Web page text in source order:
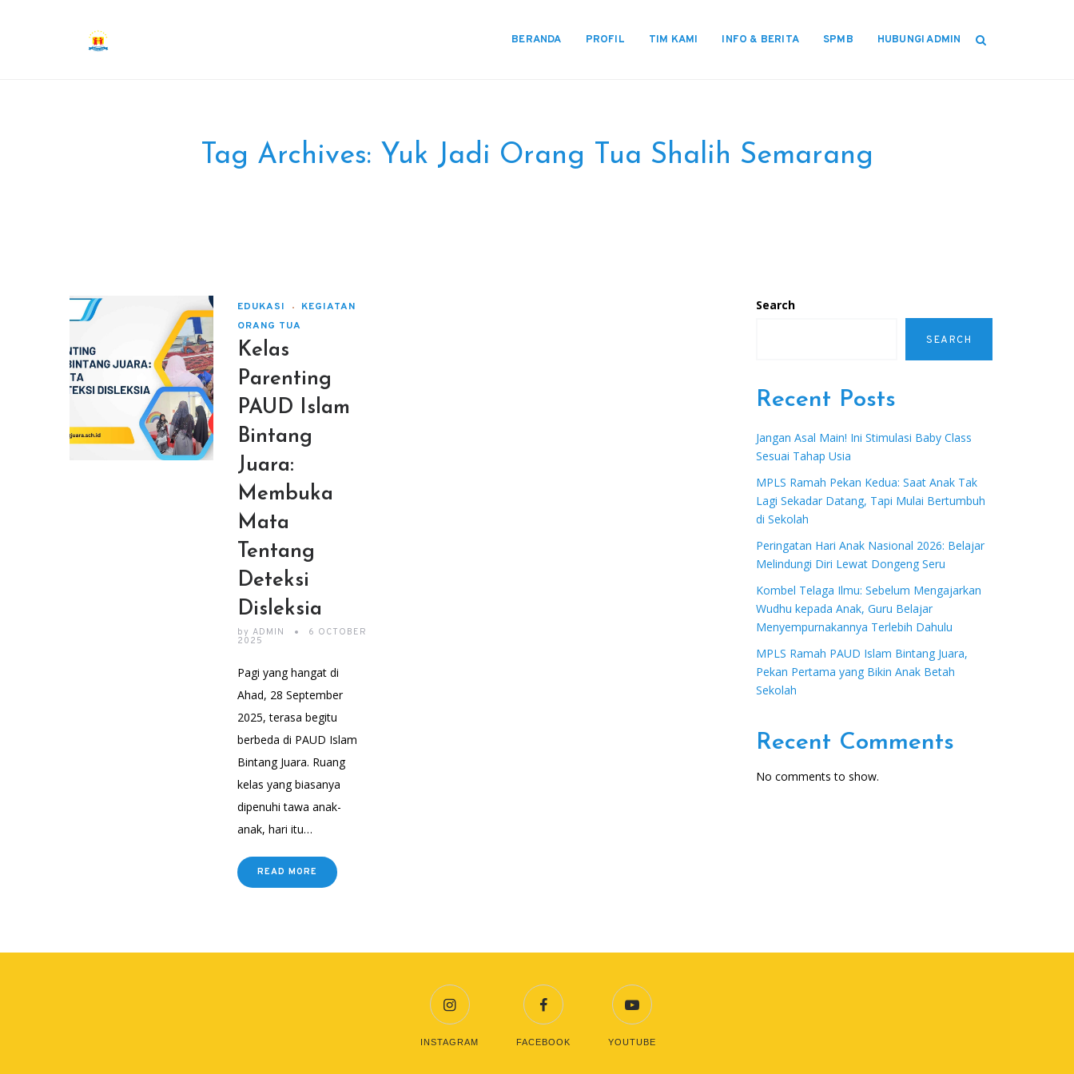
BERANDA PROFIL TIM KAMI INFO & BERITA SPMB HUBUNGI ADMIN
Tag Archives: Yuk Jadi Orang Tua Shalih Semarang
EDUKASI
KEGIATAN
ORANG TUA
Kelas
Parenting
PAUD Islam
Bintang
Juara:
Membuka
Mata
Tentang
Deteksi
Disleksia
by ADMIN 6 OCTOBER
2025
Pagi yang hangat di
Ahad, 28 September
2025, terasa begitu
berbeda di PAUD Islam
Bintang Juara. Ruang
kelas yang biasanya
dipenuhi tawa anak-
anak, hari itu…
READ MORE
Search
SEARCH
Recent Posts
Jangan Asal Main! Ini Stimulasi Baby Class
Sesuai Tahap Usia
MPLS Ramah Pekan Kedua: Saat Anak Tak
Lagi Sekadar Datang, Tapi Mulai Bertumbuh
di Sekolah
Peringatan Hari Anak Nasional 2026: Belajar
Melindungi Diri Lewat Dongeng Seru
Kombel Telaga Ilmu: Sebelum Mengajarkan
Wudhu kepada Anak, Guru Belajar
Menyempurnakannya Terlebih Dahulu
MPLS Ramah PAUD Islam Bintang Juara,
Pekan Pertama yang Bikin Anak Betah
Sekolah
Recent Comments
No comments to show.
INSTAGRAM FACEBOOK YOUTUBE